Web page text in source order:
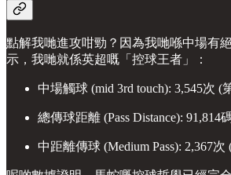
點解我哋進攻咁勁？因為我哋喺中場有
示，我哋就係英超嘅「控球王者」：
中場觸球 (mid 3rd touch): 3,545次 (
總傳球距離 (Pass Distance): 91,814
中距離傳球 (Medium Pass): 2,367次